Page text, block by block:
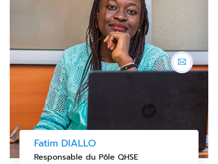
Fatim DIALLO
Responsable du Pôle QHSE